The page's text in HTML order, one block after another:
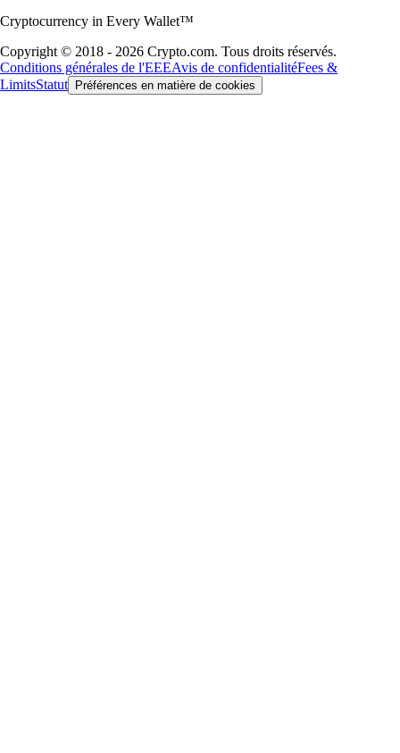
Cryptocurrency in Every Wallet™
Copyright © 2018 - 2026 Crypto.com. Tous droits réservés.
Conditions générales de l'EEEAvis de confidentialitéFees &
LimitsStatut Préférences en matière de cookies